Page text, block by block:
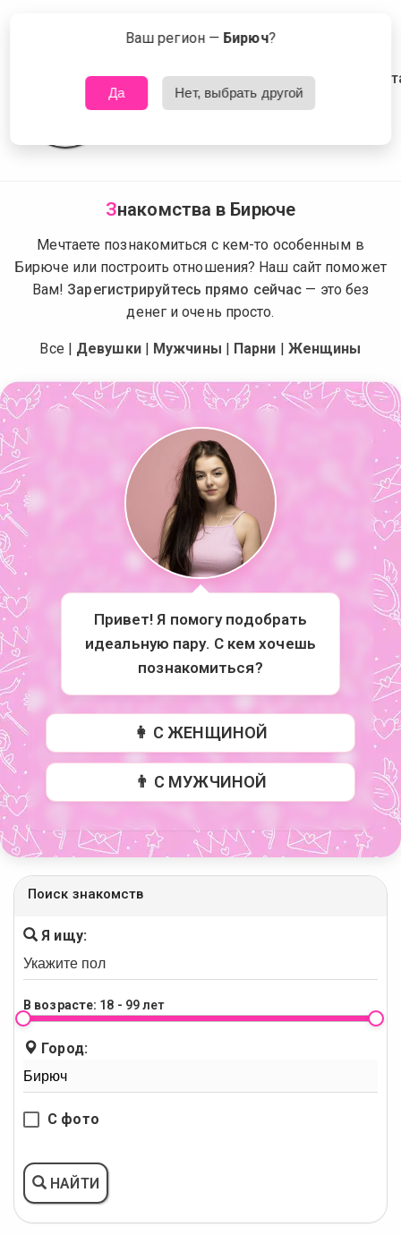
Сейчас знакомятся в Бирюче Что это?
Знакомства в Бирюче
Мечтаете познакомиться с кем-то особенным в
Бирюче или построить отношения? Наш сайт поможет
Вам! Зарегистрируйтесь прямо сейчас — это без
денег и очень просто.
Все | Девушки| Мужчины | Парни | Женщины
Привет! Я помогу подобрать
идеальную пару. С кем хочешь
познакомиться?
👩 С ЖЕНЩИНОЙ
👨 С МУЖЧИНОЙ
Поиск знакомств
Я ищу:
В возрасте: 18 - 99 лет
Город:
С фото
НАЙТИ
Ваш регион — Бирюч?
Да Нет, выбрать другой